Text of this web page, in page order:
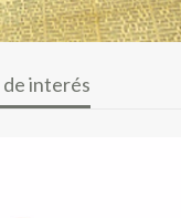
interés